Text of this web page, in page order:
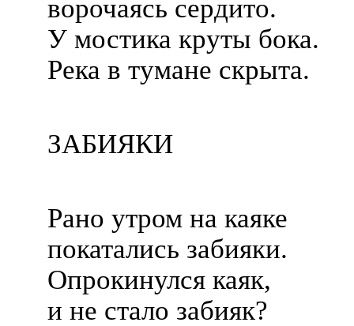
ворочаясь сердито.
У мостика круты бока.
Река в тумане скрыта.
ЗАБИЯКИ
Рано утром на каяке
покатались забияки.
Опрокинулся каяк,
и не стало забияк?